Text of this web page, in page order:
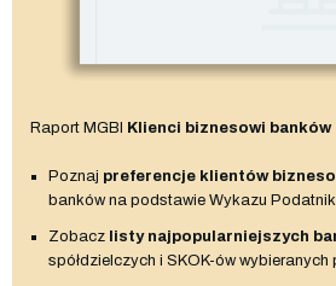
Raport MGBI Klienci biznesowi banków
Poznaj preferencje klientów
banków na podstawie Wykazu
Zobacz listy najpopularniejszych
spółdzielczych i SKOK-ów